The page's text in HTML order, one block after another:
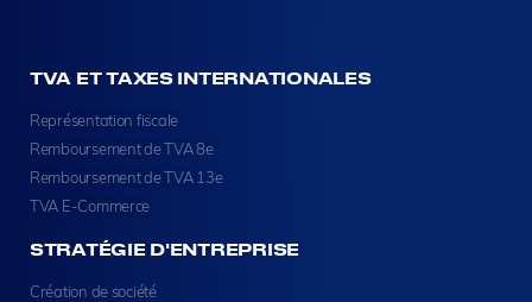
TVA ET TAXES INTERNATIONALES
Représentation fiscale
Remboursement de TVA 8e
Remboursement de TVA 13e
TVA E-Commerce
STRATÉGIE D'ENTREPRISE
Création de société